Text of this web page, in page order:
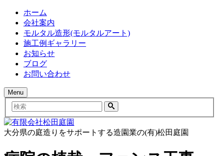
ホーム
会社案内
モルタル造形(モルタルアート)
施工例ギャラリー
お知らせ
ブログ
お問い合わせ
Menu
検
索
大分県の庭造りをサポートする造園業の(有)松田庭園